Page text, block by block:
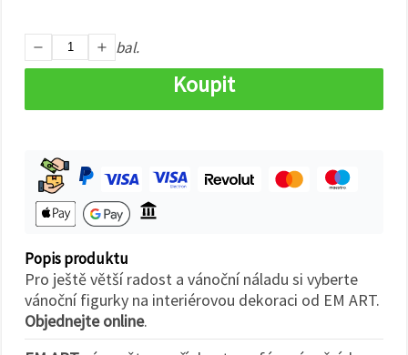
"Uložit"
vše
bal.
Koupit
Popis produktu
Pro ještě větší radost a vánoční náladu si vyberte
vánoční figurky na interiérovou dekoraci od EM ART.
Objednejte online.